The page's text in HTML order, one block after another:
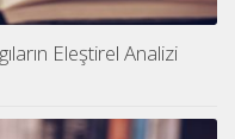
Eleştirel Analizi